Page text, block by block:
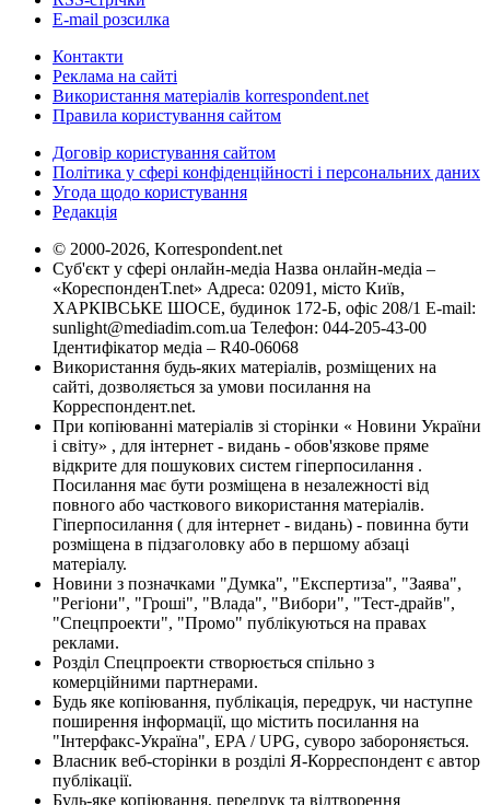
E-mail розсилка
Контакти
Реклама на сайті
Використання матеріалів korrespondent.net
Правила користування сайтом
Договір користування сайтом
Політика у сфері конфіденційності і персональних даних
Угода щодо користування
Редакція
© 2000-2026, Korrespondent.net
Суб'єкт у сфері онлайн-медіа Назва онлайн-медіа –
«КореспонденТ.net» Адреса: 02091, місто Київ,
ХАРКІВСЬКЕ ШОСЕ, будинок 172-Б, офіс 208/1 E-mail:
sunlight@mediadim.com.ua Телефон: 044-205-43-00
Ідентифікатор медіа – R40-06068
Використання будь-яких матеріалів, розміщених на
сайті, дозволяється за умови посилання на
Корреспондент.net.
При копіюванні матеріалів зі сторінки « Новини України
і світу» , для інтернет - видань - обов'язкове пряме
відкрите для пошукових систем гіперпосилання .
Посилання має бути розміщена в незалежності від
повного або часткового використання матеріалів.
Гіперпосилання ( для інтернет - видань) - повинна бути
розміщена в підзаголовку або в першому абзаці
матеріалу.
Новини з позначками "Думка", "Експертиза", "Заява",
"Регіони", "Гроші", "Влада", "Вибори", "Тест-драйв",
"Спецпроекти", "Промо" публікуються на правах
реклами.
Розділ Спецпроекти створюється спільно з
комерційними партнерами.
Будь яке копіювання, публікація, передрук, чи наступне
поширення інформації, що містить посилання на
"Інтерфакс-Україна", EPA / UPG, суворо забороняється.
Власник веб-сторінки в розділі Я-Корреспондент є автор
публікації.
Будь-яке копіювання, передрук та відтворення